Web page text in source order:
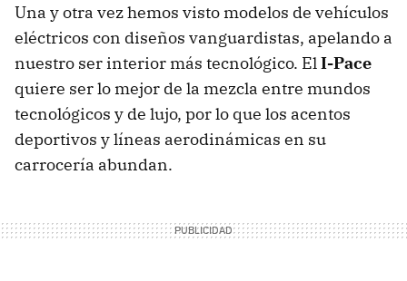
Una y otra vez hemos visto modelos de vehículos
eléctricos con diseños vanguardistas, apelando a
nuestro ser interior más tecnológico. ElI-Pace
quiere ser lo mejor de la mezcla entre mundos
tecnológicos y de lujo, por lo que los acentos
deportivos y líneas aerodinámicas en su
carrocería abundan.